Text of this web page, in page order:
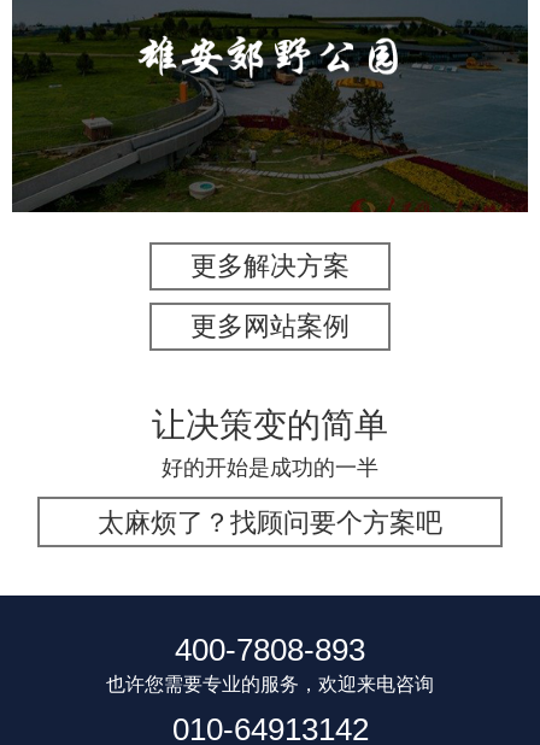
公园 AI人工智能 智慧公园
智能照明系统
智能垃圾桶
更多解决方案
更多网站案例
让决策变的简单
好的开始是成功的一半
太麻烦了？找顾问要个方案吧
400-7808-893
也许您需要专业的服务，欢迎来电咨询
010-64913142